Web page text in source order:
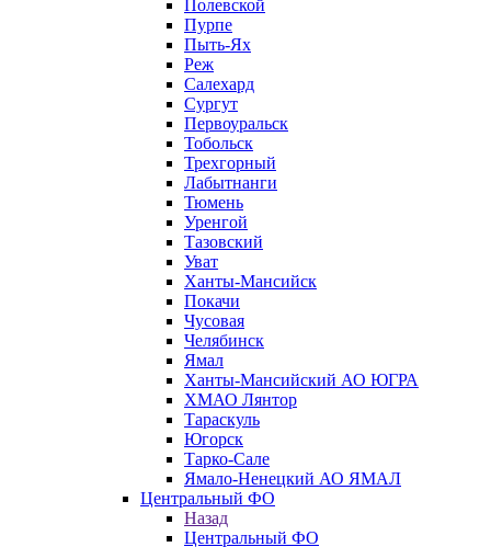
Полевской
Пурпе
Пыть-Ях
Реж
Салехард
Сургут
Первоуральск
Тобольск
Трехгорный
Лабытнанги
Тюмень
Уренгой
Тазовский
Уват
Ханты-Мансийск
Покачи
Чусовая
Челябинск
Ямал
Ханты-Мансийский АО ЮГРА
ХМАО Лянтор
Тараскуль
Югорск
Тарко-Сале
Ямало-Ненецкий АО ЯМАЛ
Центральный ФО
Назад
Центральный ФО